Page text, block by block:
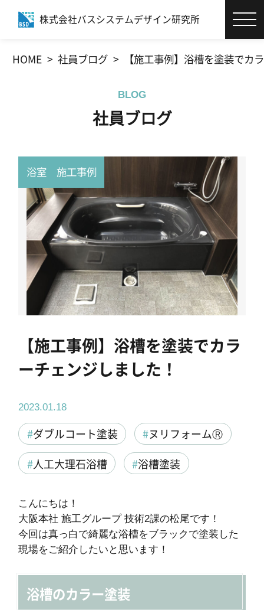
株式会社バスシステムデザイン研究所
エコバスリフォーム®とは
お客様サポート
施工事例
会社情報
採用情報
協力業者募集
お電話でのお見積もり
お問い合わせ
東海圏 052-982-8626
関西圏 06-4392-8626
HOME 社員ブログ 【施工事例】浴槽を塗装でカ
BLOG
社員ブログ
浴室 施工事例
【施工事例】浴槽を塗装でカラ
ーチェンジしました！
2023.01.18
ダブルコート塗装
ヌリフォームⓇ
人工大理石浴槽
浴槽塗装
こんにちは！
大阪本社 施工グループ 技術2課の松尾です！
今回は真っ白で綺麗な浴槽をブラックで塗装した
現場をご紹介したいと思います！
浴槽のカラー塗装